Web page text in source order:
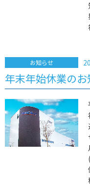
年末年始休業のお
お知らせ